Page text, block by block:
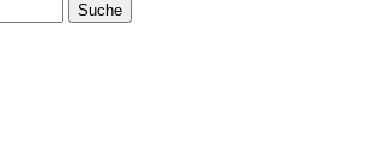
Suche